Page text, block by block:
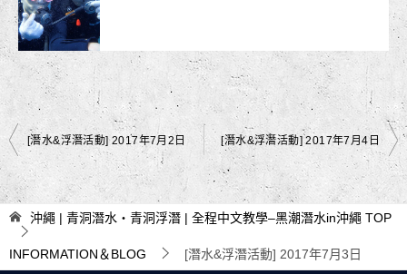
文
章
導
覽
[潛水&浮潛活動] 2017年7月2日 [潛水&浮潛活動] 2017年7月4日
沖繩 | 青洞潛水・青洞浮潛 | 全程中文教學–黑潮潛水in沖繩 TOP
INFORMATION＆BLOG [潛水&浮潛活動] 2017年7月3日